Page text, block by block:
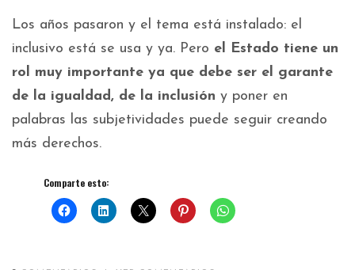
Los años pasaron y el tema está instalado: el
inclusivo está se usa y ya. Pero el Estado tiene un
rol muy importante ya que debe ser el garante
de la igualdad, de la inclusión y poner en
palabras las subjetividades puede seguir creando
más derechos.
Comparte esto: